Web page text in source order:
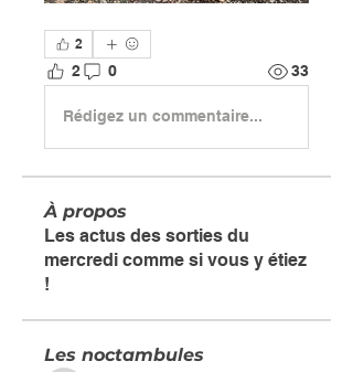
2
2 0 33
Rédigez un commentaire...
À propos
Les actus des sorties du
mercredi comme si vous y étiez
!
Les noctambules